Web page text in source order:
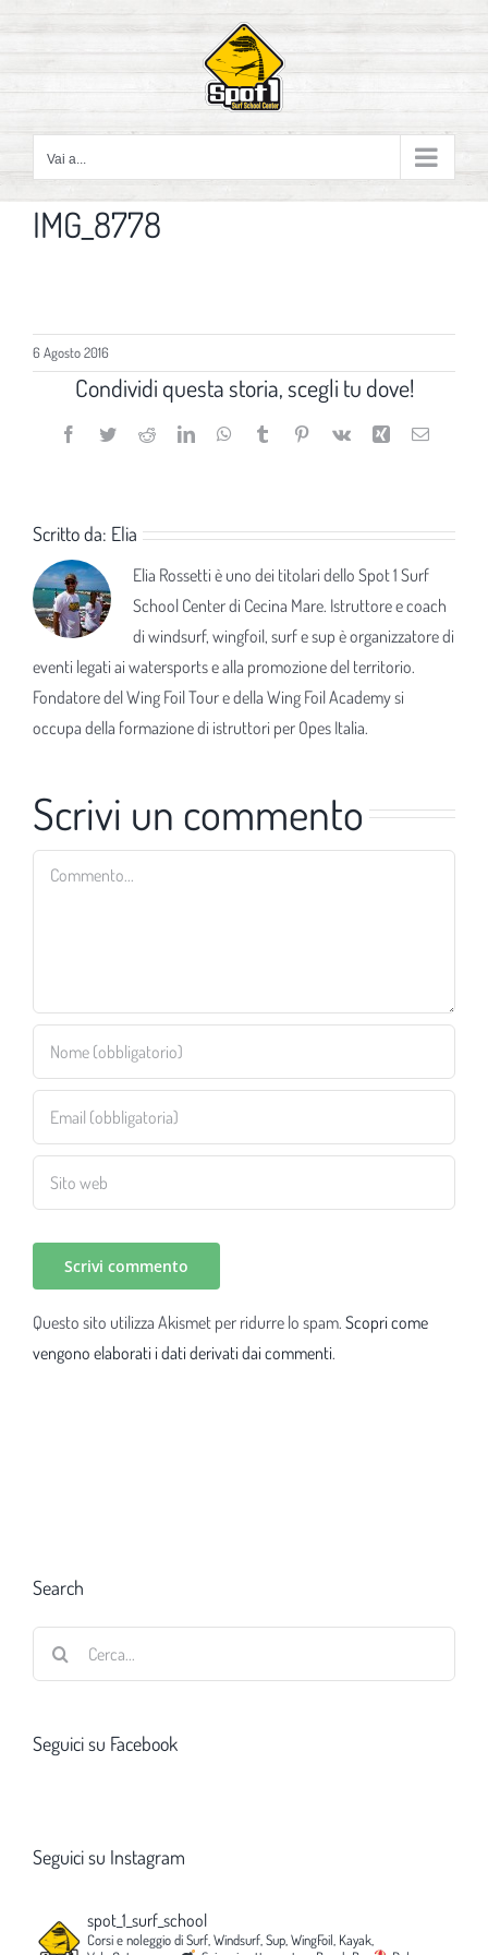
contenuto
Vai a...
IMG_8778
6 Agosto 2016
Condividi questa storia, scegli tu dove!
Facebook
TwitterRedditLinkedInWhatsApp
TumblrPinterest
Vk Xing Email
Scritto da: Elia
Elia Rossetti è uno dei titolari dello Spot 1 Surf
School Center di Cecina Mare. Istruttore e coach
di windsurf, wingfoil, surf e sup è organizzatore di
eventi legati ai watersports e alla promozione del territorio.
Fondatore del Wing Foil Tour e della Wing Foil Academy si
occupa della formazione di istruttori per Opes Italia.
Scrivi un commento
Commento
Questo sito utilizza Akismet per ridurre lo spam. Scopri come
vengono elaborati i dati derivati dai commenti.
Search
Seguici su Facebook
Seguici su Instagram
spot_1_surf_school
Corsi e noleggio di Surf, Windsurf, Sup, WingFoil, Kayak,